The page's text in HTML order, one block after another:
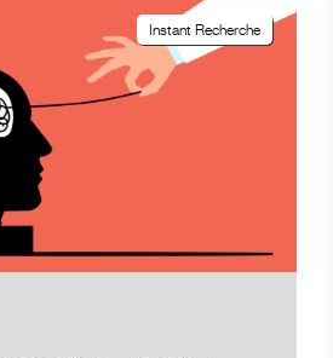
Instant Recherche